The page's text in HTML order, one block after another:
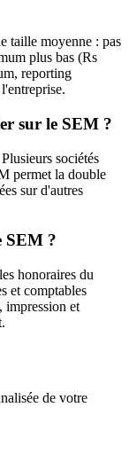
taille moyenne : pas
plus bas (Rs
reporting
sur le SEM ?
sociétés
permet la double
sur d'autres
SEM ?
honoraires du
et comptables
et
de votre